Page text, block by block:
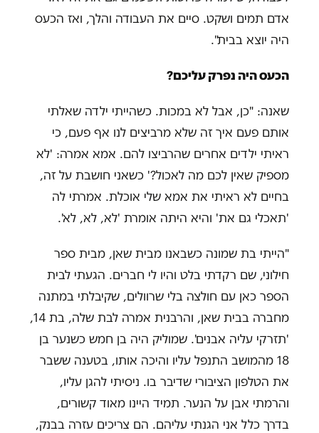
אדם תמים ושקט. סיים את העבודה והלך, ואז הכעס
היה יוצא בבית".
הכעס היה נפרק עליכם?
שאנה: "כן, אבל לא במכות. כשהייתי ילדה שאלתי
אותם פעם איך זה שלא מרביצים לנו אף פעם, כי
ראיתי ילדים אחרים שהרביצו להם. אמא אמרה: 'לא
מספיק שאין לכם מה לאכול?' כשאני חושבת על זה,
בחיים לא ראיתי את אמא שלי אוכלת. אמרתי לה
'תאכלי גם את' והיא היתה אומרת 'לא, לא, לא'.
"הייתי בת שמונה כשבאנו מבית שאן, מבית ספר
חילוני, שם רקדתי בלט והיו לי חברים. הגעתי לבית
הספר כאן עם חולצה בלי שרוולים, שקיבלתי במתנה
מחברה בבית שאן, והרבנית אמרה לבת שלה, בת 14,
'תזרקי עליה אבנים'. שמוליק היה בן חמש כשנער בן
18 מהמושב התנפל עליו והיכה אותו, בטענה ששבר
את הטלפון הציבורי שדיבר בו. ניסיתי להגן עליו,
והרמתי אבן על הנער. תמיד היינו מאוד קשורים,
בדרך כלל אני הגנתי עליהם. הם צריכים עזרה בבנק,